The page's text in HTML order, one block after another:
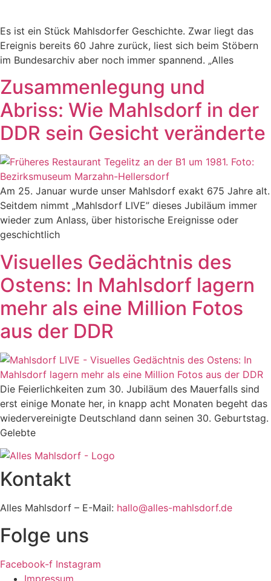
Es ist ein Stück Mahlsdorfer Geschichte. Zwar liegt das
Ereignis bereits 60 Jahre zurück, liest sich beim Stöbern
im Bundesarchiv aber noch immer spannend. „Alles
Zusammenlegung und
Abriss: Wie Mahlsdorf in der
DDR sein Gesicht veränderte
Am 25. Januar wurde unser Mahlsdorf exakt 675 Jahre alt.
Seitdem nimmt „Mahlsdorf LIVE” dieses Jubiläum immer
wieder zum Anlass, über historische Ereignisse oder
geschichtlich
Visuelles Gedächtnis des
Ostens: In Mahlsdorf lagern
mehr als eine Million Fotos
aus der DDR
Die Feierlichkeiten zum 30. Jubiläum des Mauerfalls sind
erst einige Monate her, in knapp acht Monaten begeht das
wiedervereinigte Deutschland dann seinen 30. Geburtstag.
Gelebte
Kontakt
Alles Mahlsdorf – E-Mail: hallo@alles-mahlsdorf.de
Folge uns
Facebook-f Instagram
Impressum